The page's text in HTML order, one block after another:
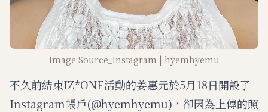
Image Source_Instagram | hyemhyemu
不久前結束IZ*ONE活動的姜惠元於5月18日開設了
Instagram帳戶(@hyemhyemu)，卻因為上傳的照